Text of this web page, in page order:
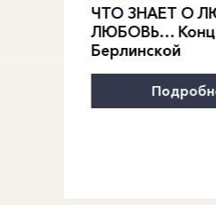
ЧТО ЗНАЕТ О
ЛЮБОВЬ…
Берлинской